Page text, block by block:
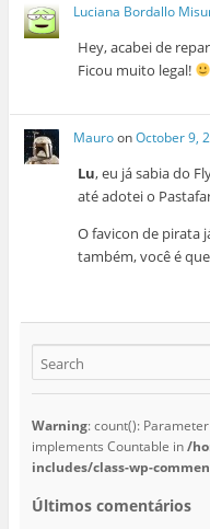
Luciana Bordallo
Hey, acabei de
Ficou muito legal!
MauroonOctober 9,
Lu, eu já sabia do
até adotei o
O favicon de pirata
também, você é
Warning: count():
implements Countable in/
includes/class-wp-
Últimos comentários